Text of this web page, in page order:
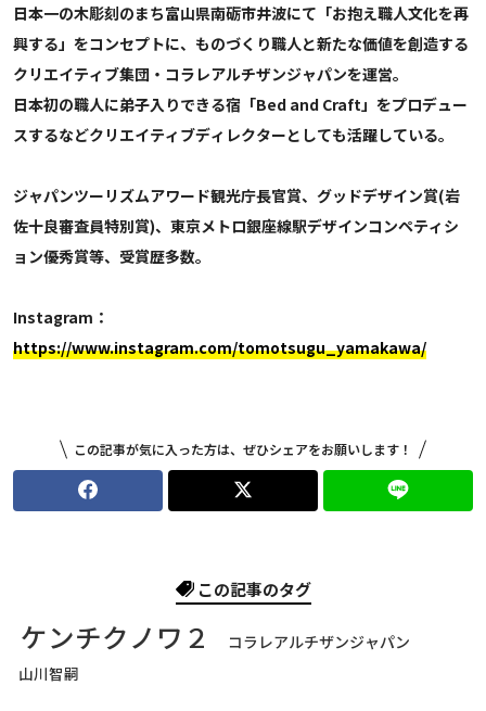
日本一の木彫刻のまち富山県南砺市井波にて「お抱え職人文化を再
興する」をコンセプトに、ものづくり職人と新たな価値を創造する
クリエイティブ集団・コラレアルチザンジャパンを運営。
日本初の職人に弟子入りできる宿「Bed and Craft」をプロデュー
スするなどクリエイティブディレクターとしても活躍している。
ジャパンツーリズムアワード観光庁長官賞、グッドデザイン賞(岩
佐十良審査員特別賞)、東京メトロ銀座線駅デザインコンペティシ
ョン優秀賞等、受賞歴多数。
Instagram：
https://www.instagram.com/tomotsugu_yamakawa/
この記事が気に入った方は、ぜひシェアをお願いします！
この記事のタグ
ケンチクノワ２
コラレアルチザンジャパン
山川智嗣